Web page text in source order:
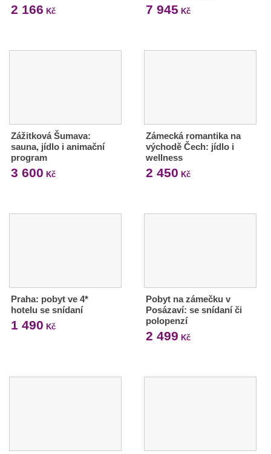
2 166 Kč 7 945 Kč
Zážitková Šumava:
sauna, jídlo i animační
program
3 600 Kč
Zámecká romantika na
východě Čech: jídlo i
wellness
2 450 Kč
Praha: pobyt ve 4*
hotelu se snídaní
1 490 Kč
Pobyt na zámečku v
Posázaví: se snídaní či
polopenzí
2 499 Kč